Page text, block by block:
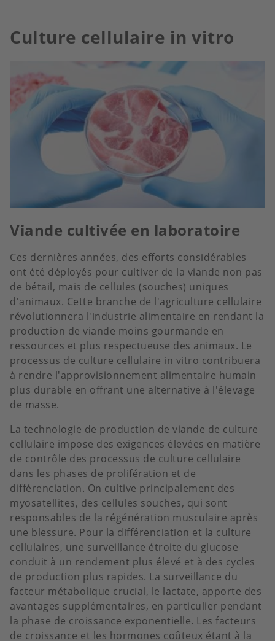
Culture cellulaire in vitro
Viande cultivée en laboratoire
Ces dernières années, des efforts considérables
ont été déployés pour cultiver de la viande non pas
de bétail, mais de cellules (souches) uniques
d'animaux. Cette branche de l'agriculture cellulaire
révolutionnera l'industrie alimentaire en rendant la
production de viande moins gourmande en
ressources et plus respectueuse des animaux. Le
processus de culture cellulaire in vitro contribuera
à rendre l'approvisionnement alimentaire humain
plus durable en offrant une alternative à l'élevage
de masse.
La technologie de production de viande de culture
cellulaire impose des exigences élevées en matière
de contrôle des processus de culture cellulaire
dans les phases de prolifération et de
différenciation. On cultive principalement des
myosatellites, des cellules souches, qui sont
responsables de la régénération musculaire après
une blessure. Pour la différenciation et la culture
cellulaires, une surveillance étroite du glucose
conduit à un rendement plus élevé et à des cycles
de production plus rapides. La surveillance du
facteur métabolique crucial, le lactate, apporte des
avantages supplémentaires, en particulier pendant
la phase de croissance exponentielle. Les facteurs
de croissance et les hormones coûteux étant à la